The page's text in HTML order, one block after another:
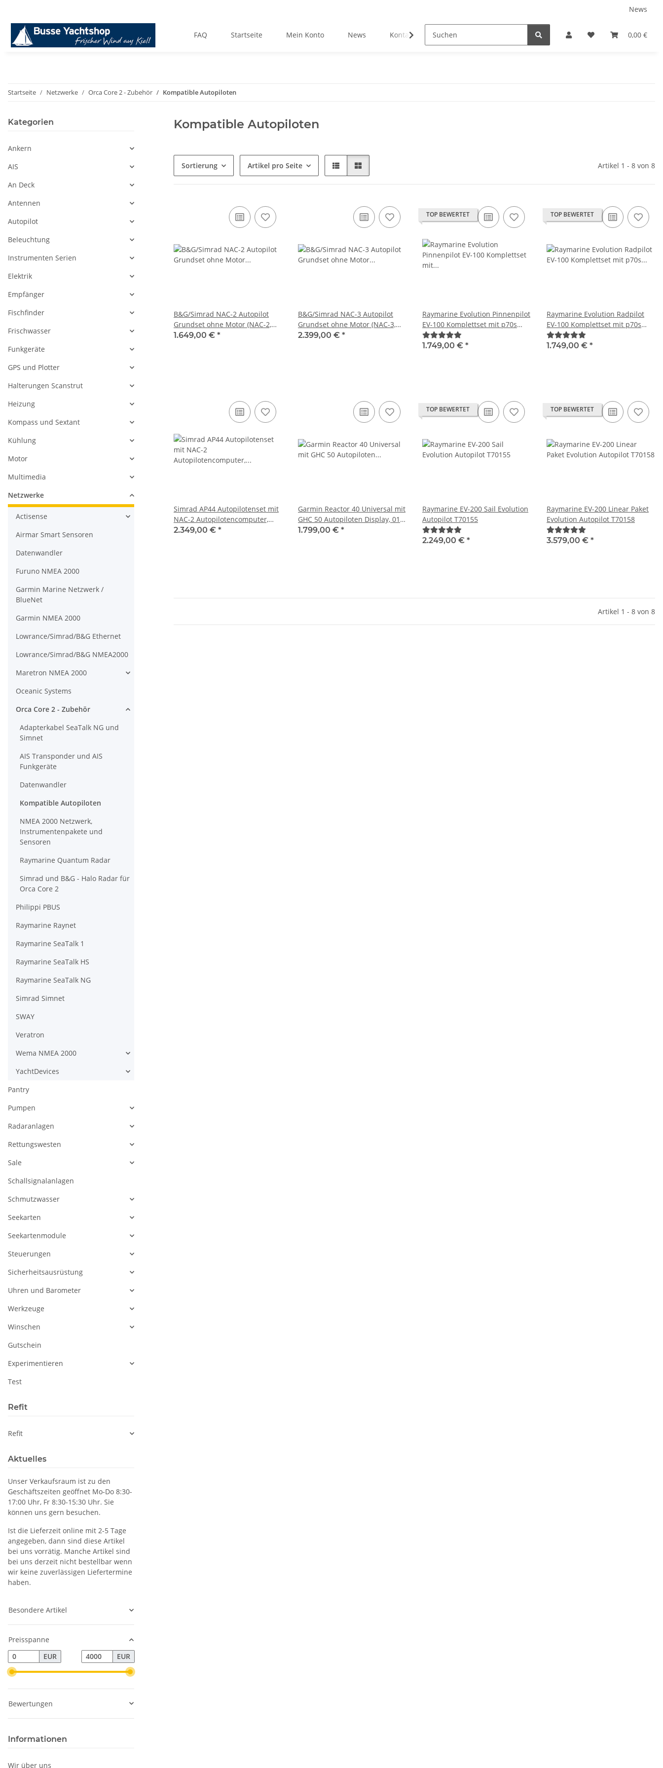
News
0,00 €
FAQ Startseite Mein Konto News Kontakt Karriere
Startseite Netzwerke Orca Core 2 - Zubehör Kompatible Autopiloten
Kompatible Autopiloten
Sortierung Artikel pro Seite Artikel 1 - 8 von 8
B&G/Simrad NAC-2 Autopilot
Grundset ohne Motor (NAC-2,
Precision-9, RF25N) 000-13335-
1.649,00 € *
B&G/Simrad NAC-3 Autopilot
Grundset ohne Motor (NAC-3,
Precision-9, RF25N) 000-13336-
2.399,00 € *
TOP BEWERTET
Raymarine Evolution Pinnenpilot
EV-100 Komplettset mit p70s
T70153
1.749,00 € *
TOP BEWERTET
Raymarine Evolution Radpilot
EV-100 Komplettset mit p70s
T70152
1.749,00 € *
Simrad AP44 Autopilotenset mit
NAC-2 Autopilotencomputer,
Precision 9 Kompass und PUMP-
2.349,00 € *
Garmin Reactor 40 Universal mit
GHC 50 Autopiloten Display, 010-
02794-02
1.799,00 € *
TOP BEWERTET
Raymarine EV-200 Sail Evolution
Autopilot T70155
2.249,00 € *
TOP BEWERTET
Raymarine EV-200 Linear Paket
Evolution Autopilot T70158
3.579,00 € *
Artikel 1 - 8 von 8
Kategorien
Ankern
AIS
An Deck
Antennen
Autopilot
Beleuchtung
Instrumenten Serien
Elektrik
Empfänger
Fischfinder
Frischwasser
Funkgeräte
GPS und Plotter
Halterungen Scanstrut
Heizung
Kompass und Sextant
Kühlung
Motor
Multimedia
Netzwerke
Actisense
Airmar Smart Sensoren
Datenwandler
Furuno NMEA 2000
Garmin Marine Netzwerk /
BlueNet
Garmin NMEA 2000
Lowrance/Simrad/B&G Ethernet
Lowrance/Simrad/B&G NMEA2000
Maretron NMEA 2000
Oceanic Systems
Orca Core 2 - Zubehör
Adapterkabel SeaTalk NG und
Simnet
AIS Transponder und AIS
Funkgeräte
Datenwandler
Kompatible Autopiloten
NMEA 2000 Netzwerk,
Instrumentenpakete und
Sensoren
Raymarine Quantum Radar
Simrad und B&G - Halo Radar für
Orca Core 2
Philippi PBUS
Raymarine Raynet
Raymarine SeaTalk 1
Raymarine SeaTalk HS
Raymarine SeaTalk NG
Simrad Simnet
SWAY
Veratron
Wema NMEA 2000
YachtDevices
Pantry
Pumpen
Radaranlagen
Rettungswesten
Sale
Schallsignalanlagen
Schmutzwasser
Seekarten
Seekartenmodule
Steuerungen
Sicherheitsausrüstung
Uhren und Barometer
Werkzeuge
Winschen
Gutschein
Experimentieren
Test
Refit
Refit
Aktuelles
Unser Verkaufsraum ist zu den
Geschäftszeiten geöffnet Mo-Do 8:30-
17:00 Uhr, Fr 8:30-15:30 Uhr. Sie
können uns gern besuchen.
Ist die Lieferzeit online mit 2-5 Tage
angegeben, dann sind diese Artikel
bei uns vorrätig. Manche Artikel sind
bei uns derzeit nicht bestellbar wenn
wir keine zuverlässigen Liefertermine
haben.
Besondere Artikel
Preisspanne
EUR
EUR
Bewertungen
Informationen
Wir über uns